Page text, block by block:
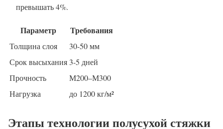
превышать 4%.
Параметр Требования
Толщина слоя
30-50 мм
Срок высыхания 3-5 дней
Прочность
М200–М300
Нагрузка
до 1200 кг/м²
Этапы технологии полусухой стяжки